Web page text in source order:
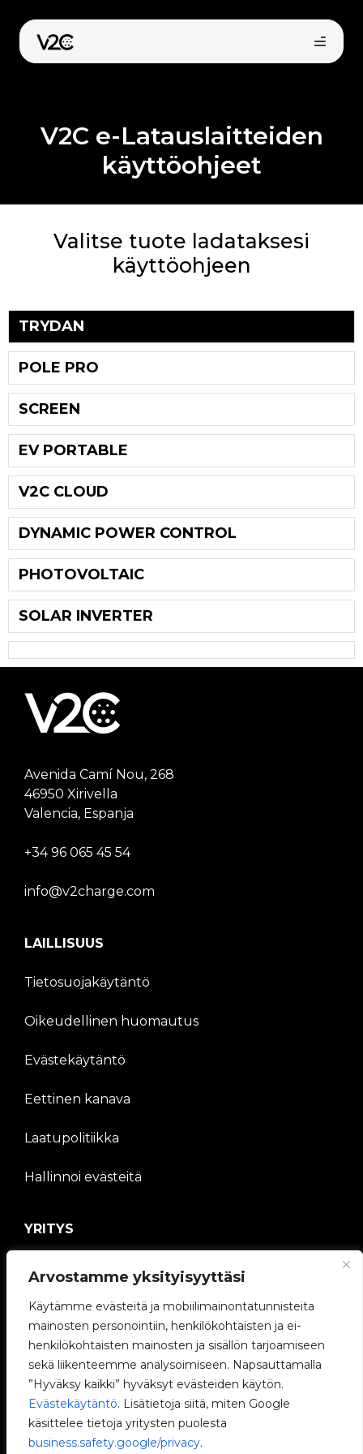
Arvostamme yksityisyyttäsi
Käytämme evästeitä ja mobiilimainontatunnisteita
mainosten personointiin, henkilökohtaisten ja ei-
henkilökohtaisten mainosten ja sisällön tarjoamiseen
sekä liikenteemme analysoimiseen. Napsauttamalla
”Hyväksy kaikki” hyväksyt evästeiden käytön.
Evästekäytäntö. Lisätietoja siitä, miten Google
käsittelee tietoja yritysten puolesta
business.safety.google/privacy.
sisältöön
V2C e-Latauslaitteiden
käyttöohjeet
Valitse tuote ladataksesi
käyttöohjeen
TRYDAN
POLE PRO
SCREEN
EV PORTABLE
V2C CLOUD
DYNAMIC POWER CONTROL
PHOTOVOLTAIC
SOLAR INVERTER
Avenida Camí Nou, 268
46950 Xirivella
Valencia, Espanja
+34 96 065 45 54
info@v2charge.com
LAILLISUUS
Tietosuojakäytäntö
Oikeudellinen huomautus
Evästekäytäntö
Eettinen kanava
Laatupolitiikka
Hallinnoi evästeitä
YRITYS
V2C-yhteisö
Työskentele kanssamme
e-Chargers
V2C Power
V2C Cloud